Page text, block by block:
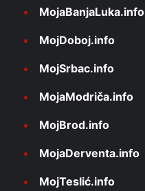
MojaBanjaLuka.info
MojDoboj.info
MojSrbac.info
MojaModriča.info
MojBrod.info
MojaDerventa.info
MojTeslić.info